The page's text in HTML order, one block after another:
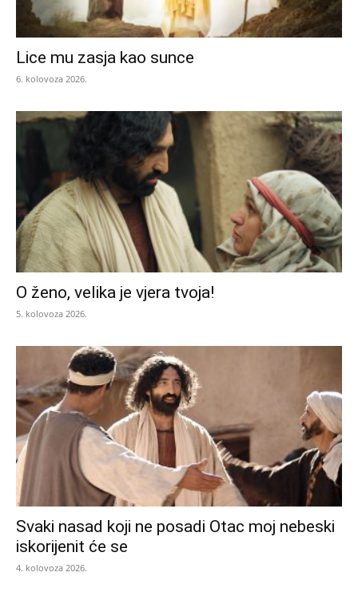
Lice mu zasja kao sunce
6. kolovoza 2026.
O ženo, velika je vjera tvoja!
5. kolovoza 2026.
Svaki nasad koji ne posadi Otac moj nebeski
iskorijenit će se
4. kolovoza 2026.